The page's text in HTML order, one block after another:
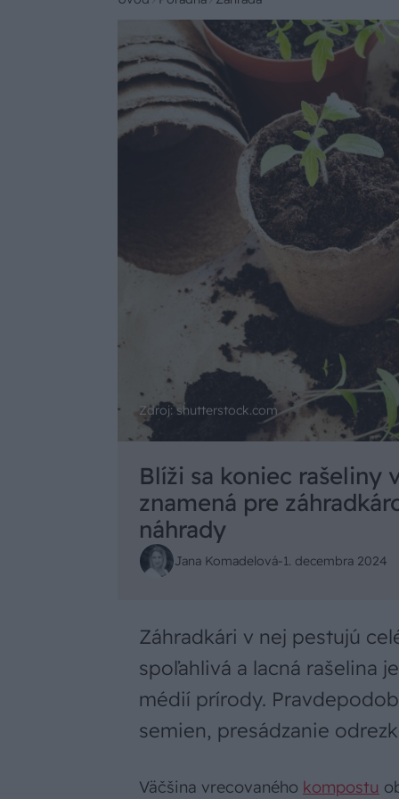
Zdroj: shutterstock.com
Blíži sa koniec rašeliny
znamená pre
náhrady
Jana Komadelová-1. decembra 2024
Záhradkári v nej pestujú
spoľahlivá a lacná rašelina
médií prírody.
semien, presádzanie
Väčšina vrecovaného kompostu